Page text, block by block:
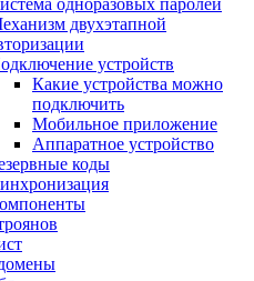
одноразовых паролей
двухэтапной
устройств
Какие устройства можно
подключить
Мобильное приложение
Аппаратное устройство
коды